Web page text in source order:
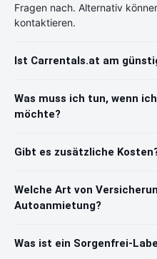
Fragen nach. Alternativ
kontaktieren.
Ist Carrentals.at am
Was muss ich tun, wenn
möchte?
Gibt es zusätzliche
Welche Art von
Autoanmietung?
Was ist ein Sorgenfrei-